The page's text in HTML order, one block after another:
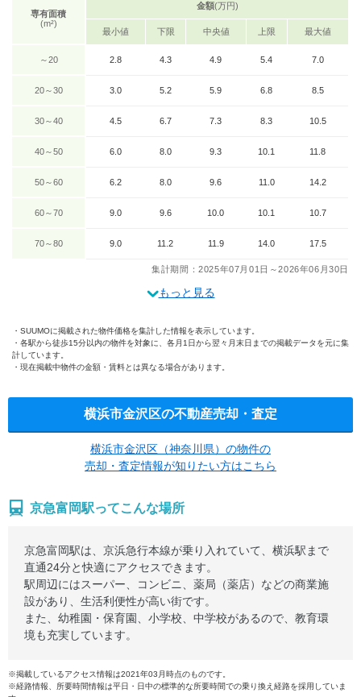
専有面積
(m²)
金額(万円)
最小値 下限 中央値 上限 最大値
～20 2.8 4.3 4.9 5.4 7.0
20～30 3.0 5.2 5.9 6.8 8.5
30～40 4.5 6.7 7.3 8.3 10.5
40～50 6.0 8.0 9.3 10.1 11.8
50～60 6.2 8.0 9.6 11.0 14.2
60～70 9.0 9.6 10.0 10.1 10.7
70～80 9.0 11.2 11.9 14.0 17.5
集計期間：2025年07月01日～2026年06月30日
もっと見る
SUUMOに掲載された物件価格を集計した情報を表示しています。
各駅から徒歩15分以内の物件を対象に、各月1日から翌々月末日までの掲載データを元に集
計しています。
現在掲載中物件の金額・賃料とは異なる場合があります。
横浜市金沢区の不動産売却・査定
横浜市金沢区（神奈川県）の物件の
売却・査定情報が知りたい方はこちら
京急富岡駅ってこんな場所
京急富岡駅は、京浜急行本線が乗り入れていて、横浜駅まで
直通24分と快適にアクセスできます。
駅周辺にはスーパー、コンビニ、薬局（薬店）などの商業施
設があり、生活利便性が高い街です。
また、幼稚園・保育園、小学校、中学校があるので、教育環
境も充実しています。
※掲載しているアクセス情報は2021年03月時点のものです。
※経路情報、所要時間情報は平日・日中の標準的な所要時間での乗り換え経路を採用していま